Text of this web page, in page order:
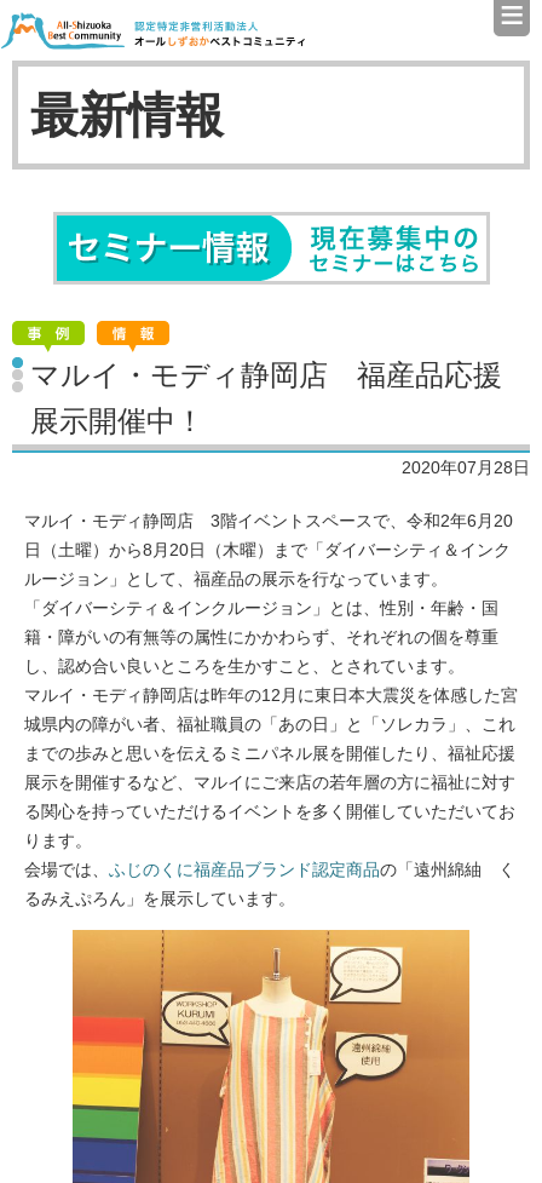
認定特定非営利活動法人（
≡
最新情報
マルイ・モディ静岡店 福産品応援
展示開催中！
2020年07月28日
マルイ・モディ静岡店 3階イベントスペースで、令和2年6月20
日（土曜）から8月20日（木曜）まで「ダイバーシティ＆インク
ルージョン」として、福産品の展示を行なっています。
「ダイバーシティ＆インクルージョン」とは、性別・年齢・国
籍・障がいの有無等の属性にかかわらず、それぞれの個を尊重
し、認め合い良いところを生かすこと、とされています。
マルイ・モディ静岡店は昨年の12月に東日本大震災を体感した宮
城県内の障がい者、福祉職員の「あの日」と「ソレカラ」、これ
までの歩みと思いを伝えるミニパネル展を開催したり、福祉応援
展示を開催するなど、マルイにご来店の若年層の方に福祉に対す
る関心を持っていただけるイベントを多く開催していただいてお
ります。
会場では、 ふじのくに福産品ブランド認定商品の「遠州綿紬 く
るみえぷろん」を展示しています。